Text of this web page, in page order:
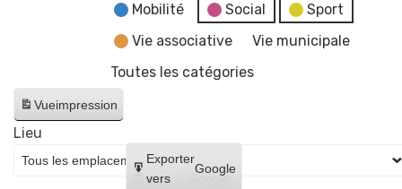
Mobilité
Social
Sport
Vie associative
Vie municipale
Toutes les catégories
Vueimpression
Créer
un
Google
Exporter
vers
Google
Lieu